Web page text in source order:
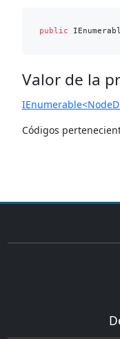
public
Valor de la
Códigos